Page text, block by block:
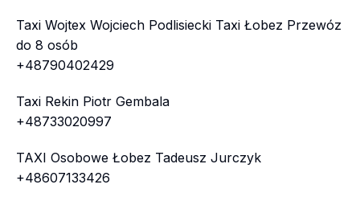
Taxi Wojtex Wojciech Podlisiecki Taxi Łobez Przewóz
do 8 osób
+48790402429
Taxi Rekin Piotr Gembala
+48733020997
TAXI Osobowe Łobez Tadeusz Jurczyk
+48607133426